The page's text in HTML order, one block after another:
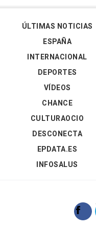
ÚLTIMAS NOTICIAS
ESPAÑA
INTERNACIONAL
DEPORTES
VÍDEOS
CHANCE
CULTURAOCIO
DESCONECTA
EPDATA.ES
INFOSALUS